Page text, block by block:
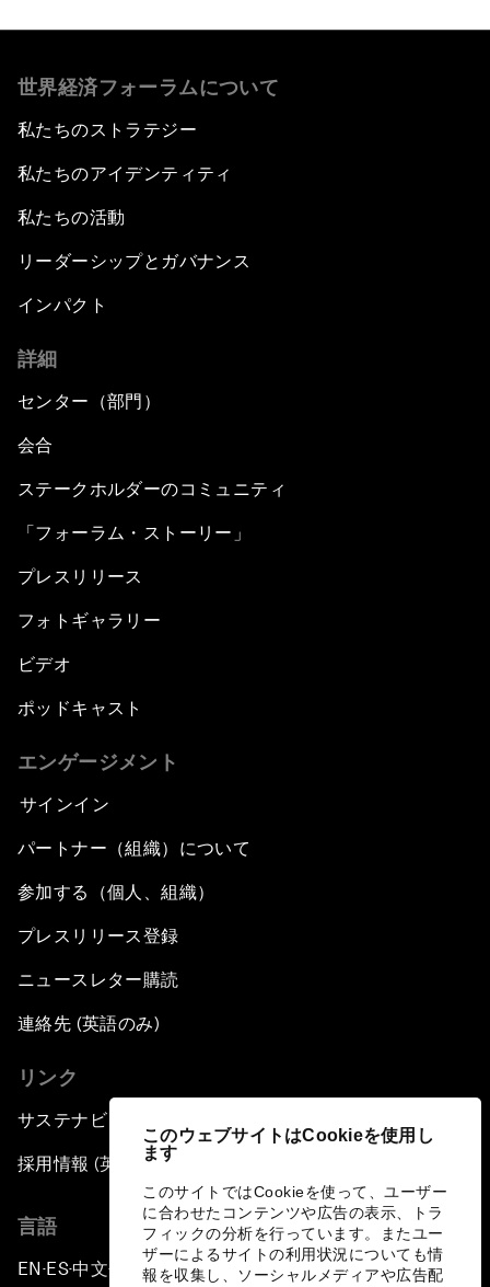
このウェブサイトはCookieを使用し
ます
このサイトではCookieを使って、ユーザー
に合わせたコンテンツや広告の表示、トラ
フィックの分析を行っています。またユー
ザーによるサイトの利用状況についても情
報を収集し、ソーシャルメディアや広告配
世界経済フォーラムについて
私たちのストラテジー
私たちのアイデンティティ
私たちの活動
リーダーシップとガバナンス
インパクト
詳細
センター（部門）
会合
ステークホルダーのコミュニティ
「フォーラム・ストーリー」
プレスリリース
フォトギャラリー
ビデオ
ポッドキャスト
エンゲージメント
サインイン
パートナー（組織）について
参加する（個人、組織）
プレスリリース登録
ニュースレター購読
連絡先 (英語のみ)
リンク
サステナビリティへの取り組み
採用情報 (英語のみ)
言語
EN ▪ ES▪中文▪ 日本語